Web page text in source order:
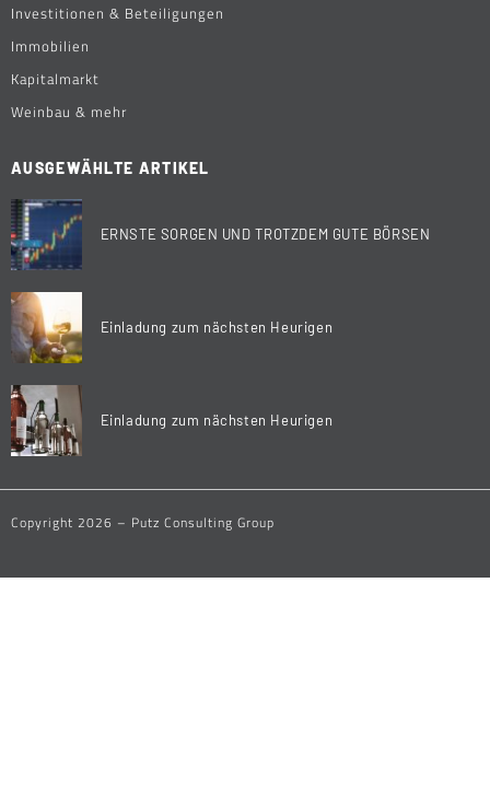
Investitionen & Beteiligungen
Immobilien
Kapitalmarkt
Weinbau & mehr
AUSGEWÄHLTE ARTIKEL
ERNSTE SORGEN UND TROTZDEM GUTE BÖRSEN
Einladung zum nächsten Heurigen
Einladung zum nächsten Heurigen
Copyright 2026 – Putz Consulting Group